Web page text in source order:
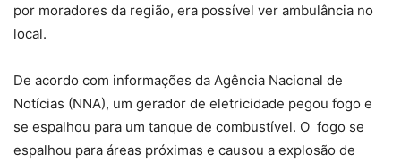
por moradores da região, era possível ver ambulância no
local.
De acordo com informações da Agência Nacional de
Notícias (NNA), um gerador de eletricidade pegou fogo e
se espalhou para um tanque de combustível. O fogo se
espalhou para áreas próximas e causou a explosão de